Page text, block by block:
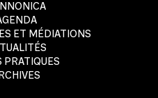
ET MÉDIATIONS
PRATIQUES